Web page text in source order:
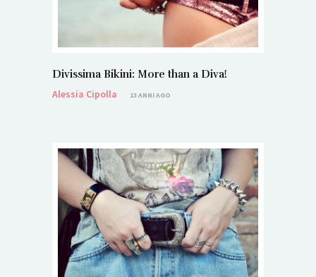
Divissima Bikini: More than a Diva!
Alessia Cipolla
13 ANNI AGO